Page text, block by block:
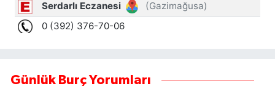
Günlük Burç Yorumları